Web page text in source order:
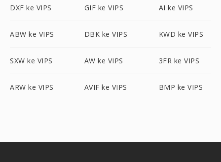
DXF ke VIPS GIF ke VIPS AI ke VIPS
ABW ke VIPS DBK ke VIPS KWD ke VIPS
SXW ke VIPS AW ke VIPS 3FR ke VIPS
ARW ke VIPS AVIF ke VIPS BMP ke VIPS